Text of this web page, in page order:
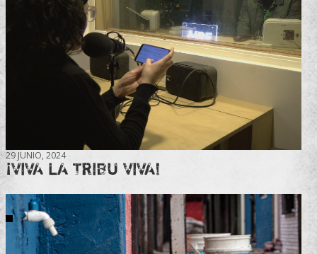
29 JUNIO, 2024
¡VIVA LA TRIBU VIVA!